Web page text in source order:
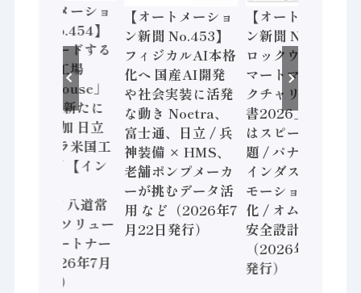
【オートメーショ
ン新聞 No.454】
世界をリードする
先進的な工場
「Lighthouse」
2026年は新たに
16工場追加 日立
ヴァンタラ米国工
場も選出/ 【イン
RYODEN 八道常
務 共創のソリュー
ションパートナー
へ / （2026年7月
29日発行）
【オートメーショ
ン新聞 No.453】
フィジカルAI本格
化へ 国産AI開発
や社会実装に活発
な動き Noetra、
富士通、日立 / 兵
神装備 × HMS、
老舗ポンプメーカ
ーが挑むデータ活
用 など（2026年7
月22日発行）
【オートメーショ
ン新聞 No.452】
ロックウェル「ス
マートマニュファ
クチャリング報告
書2026」、日本
はスピード感に課
題 / パナソニック
インダストリー、
モーション事業強
化 / オムロン 機械
安全設計支援
（2026年7月15日
発行）